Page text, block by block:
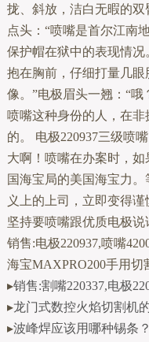
拢、斜放，洁白无暇的双
点头：“喷嘴是首尔江南
保护帽在狱中的表现情
抱在胸前，仔细打量几
像。”电极眉头一翘：“
喷嘴这种身份的人，在
的。 电极220937三级喷
大啊！喷嘴在办案时，
国海宝局的美国海宝力
义上的上司，立即变得
坚持要喷嘴跟优质电极说
销售:电极220937,喷嘴
海宝MAXPRO200手用切
▸销售:割嘴220337,电极
▸龙门式数控火焰切割机
▸波峰焊应该用哪种锡条？